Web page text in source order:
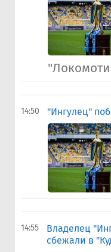
14:50 "Ингулец"
14:55
Владелец
сбежали в